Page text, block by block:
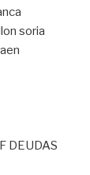
soria
DEUDAS